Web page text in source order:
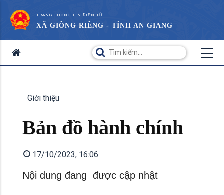
TRANG THÔNG TIN ĐIỆN TỬ
XÃ GIỒNG RIỀNG - TỈNH AN GIANG
Giới thiệu
Bản đồ hành chính
17/10/2023, 16:06
Nội dung đang được cập nhật